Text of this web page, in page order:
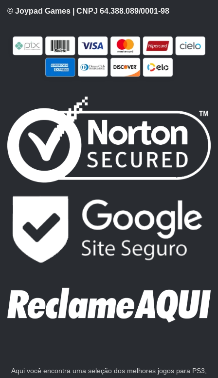
© Joypad Games | CNPJ 64.388.089/0001-98
Aqui você encontra uma seleção dos melhores jogos para PS3,